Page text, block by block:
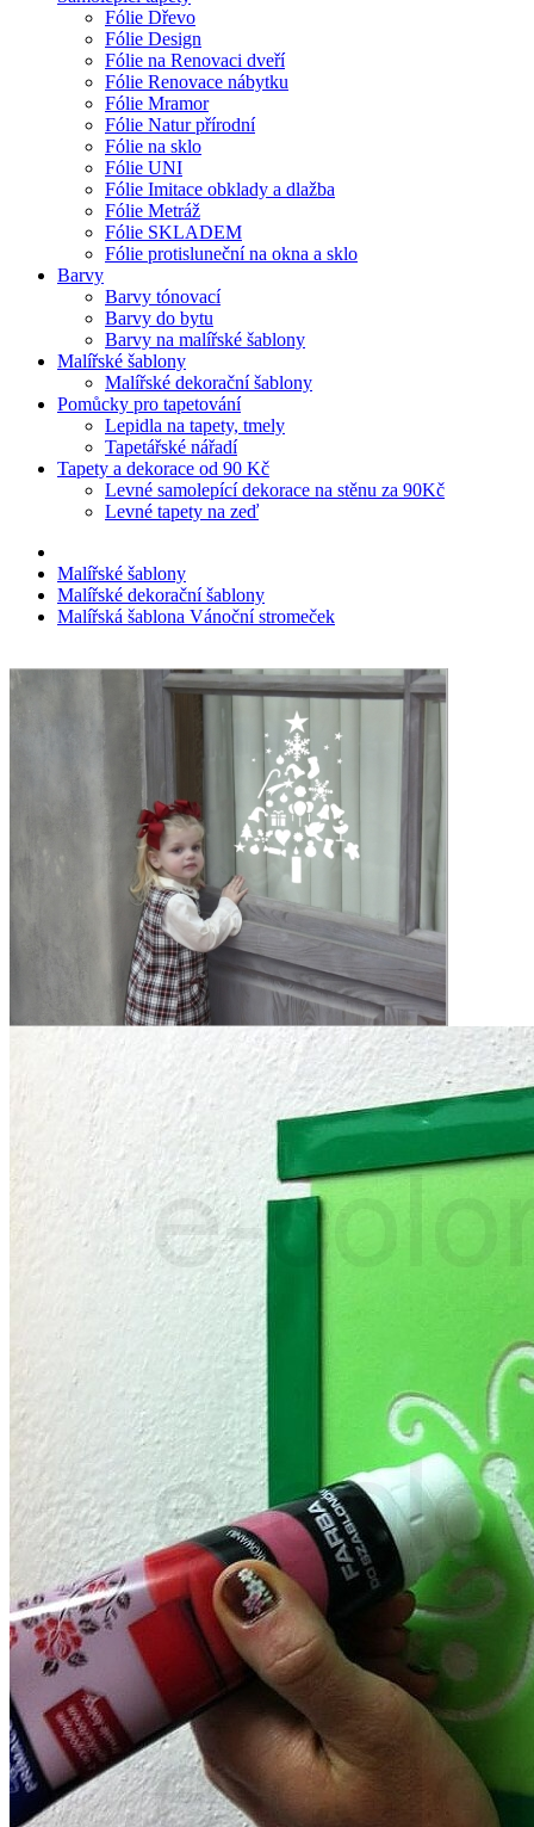
Fólie Dřevo
Fólie Design
Fólie na Renovaci dveří
Fólie Renovace nábytku
Fólie Mramor
Fólie Natur přírodní
Fólie na sklo
Fólie UNI
Fólie Imitace obklady a dlažba
Fólie Metráž
Fólie SKLADEM
Fólie protisluneční na okna a sklo
Barvy
Barvy tónovací
Barvy do bytu
Barvy na malířské šablony
Malířské šablony
Malířské dekorační šablony
Pomůcky pro tapetování
Lepidla na tapety, tmely
Tapetářské nářadí
Tapety a dekorace od 90 Kč
Levné samolepící dekorace na stěnu za 90Kč
Levné tapety na zeď
Malířské šablony
Malířské dekorační šablony
Malířská šablona Vánoční stromeček